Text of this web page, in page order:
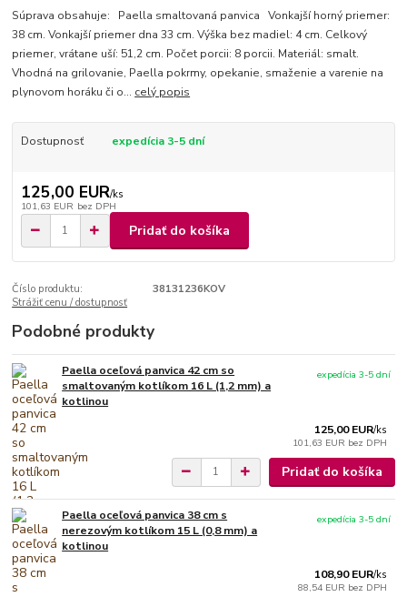
Súprava obsahuje: Paella smaltovaná panvica Vonkajší horný priemer:
38 cm. Vonkajší priemer dna 33 cm. Výška bez madiel: 4 cm. Celkový
priemer, vrátane uší: 51,2 cm. Počet porcii: 8 porcii. Materiál: smalt.
Vhodná na grilovanie, Paella pokrmy, opekanie, smaženie a varenie na
plynovom horáku či o... celý popis
Dostupnosť expedícia 3-5 dní
125,00 EUR/ks
101,63 EUR bez DPH
Pridať do košíka
Číslo produktu:
38131236KOV
Strážiť cenu / dostupnosť
Podobné produkty
Paella oceľová panvica 42 cm so
smaltovaným kotlíkom 16 L (1,2 mm) a
kotlinou
125,00 EUR/ks
101,63 EUR bez DPH
expedícia 3-5 dní
Pridať do košíka
Paella oceľová panvica 38 cm s
nerezovým kotlíkom 15 L (0,8 mm) a
kotlinou
108,90 EUR/ks
88,54 EUR bez DPH
expedícia 3-5 dní